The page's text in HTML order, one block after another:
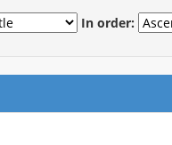
In order: